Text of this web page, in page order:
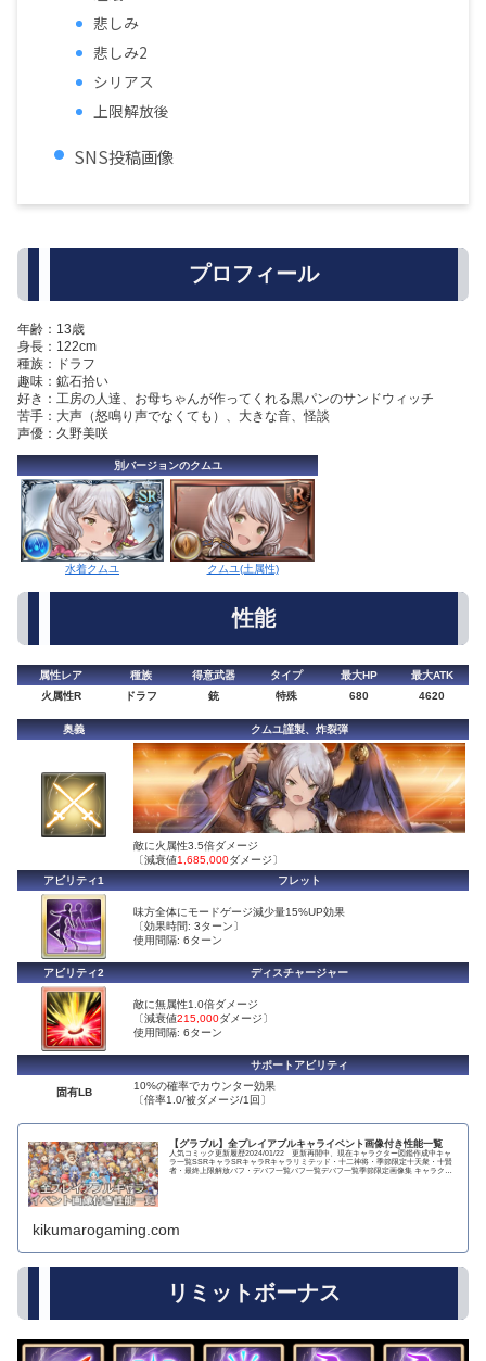
悲しみ
悲しみ2
シリアス
上限解放後
SNS投稿画像
プロフィール
年齢：13歳
身長：122cm
種族：ドラフ
趣味：鉱石拾い
好き：工房の人達、お母ちゃんが作ってくれる黒パンのサンドウィッチ
苦手：大声（怒鳴り声でなくても）、大きな音、怪談
声優：久野美咲
別バージョンのクムユ
水着クムユ クムユ(土属性)
性能
属性レア 種族 得意武器 タイプ 最大HP
最大ATK
火属性R
ドラフ 銃 特殊 680 4620
奥義 クムユ謹製、炸裂弾
敵に火属性3.5倍ダメージ
〔減衰値1,685,000ダメージ〕
アビリティ1
フレット
味方全体にモードゲージ減少量15%UP効果
〔効果時間: 3ターン〕
使用間隔: 6ターン
アビリティ2 ディスチャージャー
敵に無属性1.0倍ダメージ
〔減衰値215,000ダメージ〕
使用間隔: 6ターン
サポートアビリティ
固有LB
10%の確率でカウンター効果
〔倍率1.0/被ダメージ/1回〕
【グラブル】全プレイアブルキャライベント画像付き性能一覧
人気コミック更新履歴2024/01/22 更新再開中、現在キャラクター図鑑作成中キャ
ラ一覧SSRキャラSRキャラRキャラリミテッド・十二神将・季節限定十天衆・十賢
者・最終上限解放バフ・デバフ一覧バフ一覧デバフ一覧季節限定画像集 キャラクタ
kikumarogaming.com
リミットボーナス